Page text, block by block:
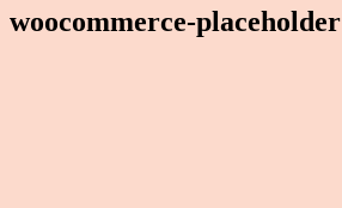
woocommerce-placeholder